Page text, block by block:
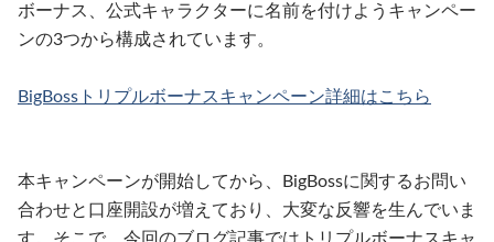
ボーナス、公式キャラクターに名前を付けようキャンペー
ンの3つから構成されています。
BigBossトリプルボーナスキャンペーン詳細はこちら
本キャンペーンが開始してから、BigBossに関するお問い
合わせと口座開設が増えており、大変な反響を生んでいま